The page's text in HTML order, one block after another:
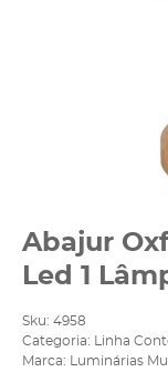
Abajur
Led 1
Sku: 4958
Categoria:
Linha
Marca:
Luminárias